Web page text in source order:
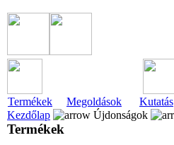
Termékek Megoldások Kutatás
Kezdőlap
Újdonságok
Termékek